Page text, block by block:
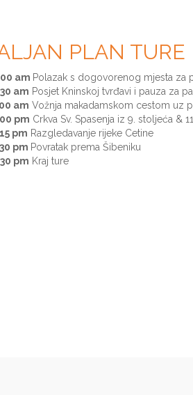
PLAN TURE
am Polazak s dogovorenog mjesta za
am Posjet Kninskoj tvrđavi i pauza za
am Vožnja makadamskom cestom uz
pm Crkva Sv. Spasenja iz 9. stoljeća &
pm Razgledavanje rijeke Cetine
pm Povratak prema Šibeniku
pm Kraj ture